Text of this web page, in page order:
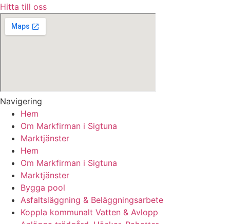
Hitta till oss
Navigering
Hem
Om Markfirman i Sigtuna
Marktjänster
Hem
Om Markfirman i Sigtuna
Marktjänster
Bygga pool
Asfaltsläggning & Beläggningsarbete
Koppla kommunalt Vatten & Avlopp